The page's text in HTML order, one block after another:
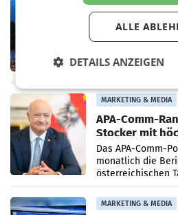
ORF-
Jahren
Simonischek
Am Sonntag, dem
Lillian Moschen
durch die ORF-
Grafenegg
MARKETING & MEDIA
APA-Comm-
Stocker mit
im Juli
Das APA-Comm-
monatlich die
österreichischen
analysiert,
Politiker
MARKETING & MEDIA
ALLE
DETAILS ANZEIGEN